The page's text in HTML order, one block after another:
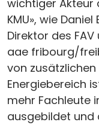
wichtiger Akteur
KMU», wie
Direktor des
aae fribourg/
von
Energiebereich
mehr Fachleute
ausgebildet und